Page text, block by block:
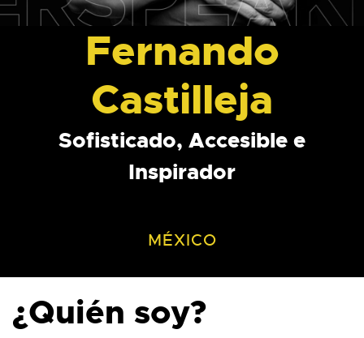
Fernando
Castilleja
Sofisticado, Accesible e
Inspirador
MÉXICO
¿Quién soy?